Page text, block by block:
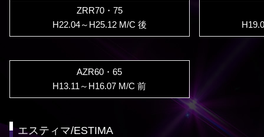
ZRR70・75
H22.04～H25.12 M/C 後
AZR60・65
H13.11～H16.07 M/C 前
エスティマ/ESTIMA